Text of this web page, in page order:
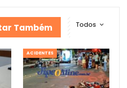
Todos
Também
ACIDENTES